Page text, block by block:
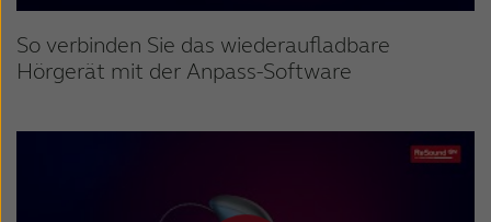
So verbinden Sie das wiederaufladbare
Hörgerät mit der Anpass-Software